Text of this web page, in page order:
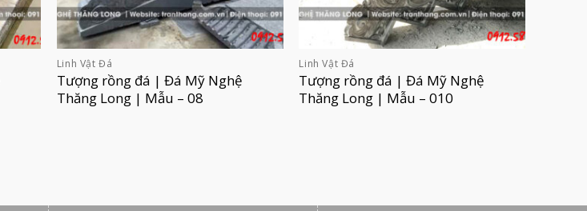
Linh Vật Đá
Tượng rồng đá | Đá Mỹ Nghệ
Thăng Long | Mẫu – 08
Linh Vật Đá
Tượng rồng đá | Đá Mỹ Nghệ
Thăng Long | Mẫu – 010